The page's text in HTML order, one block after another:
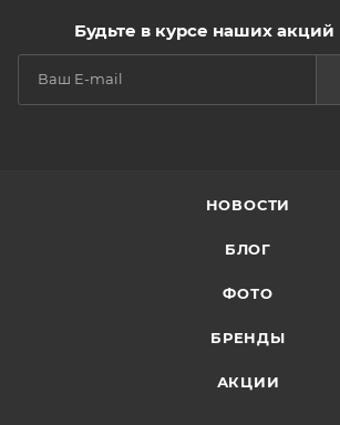
Будьте в курсе наших акций
НОВОСТИ
БЛОГ
ФОТО
БРЕНДЫ
АКЦИИ